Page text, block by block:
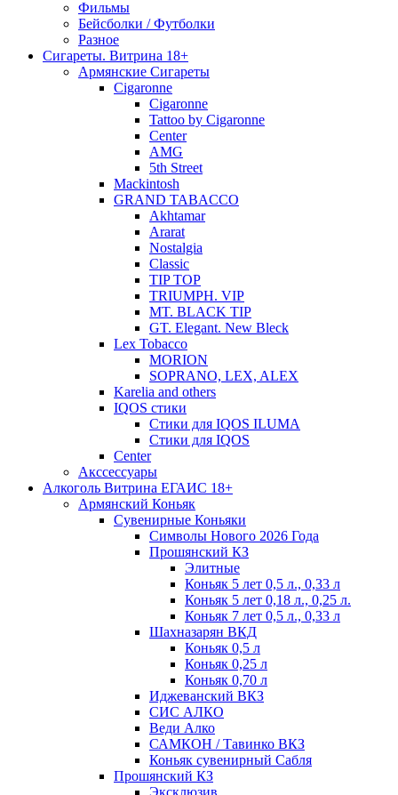
Фильмы
Бейсболки / Футболки
Разное
Сигареты. Витрина 18+
Армянские Сигареты
Cigaronne
Cigaronne
Tattoo by Cigaronne
Center
AMG
5th Street
Mackintosh
GRAND TABACCO
Akhtamar
Ararat
Nostalgia
Classic
TIP TOP
TRIUMPH. VIP
MT. BLACK TIP
GT. Elegant. New Bleck
Lex Tobacco
MORION
SOPRANO, LEX, ALEX
Karelia and others
IQOS стики
Стики для IQOS ILUMA
Стики для IQOS
Сenter
Акссессуары
Алкоголь Витрина ЕГАИС 18+
Армянский Коньяк
Сувенирные Коньяки
Символы Нового 2026 Года
Прошянский КЗ
Элитные
Коньяк 5 лет 0,5 л., 0,33 л
Коньяк 5 лет 0,18 л., 0,25 л.
Коньяк 7 лет 0,5 л., 0,33 л
Шахназарян ВКД
Коньяк 0,5 л
Коньяк 0,25 л
Коньяк 0,70 л
Иджеванский ВКЗ
СИС АЛКО
Веди Алко
САМКОН / Тавинко ВКЗ
Коньяк сувенирный Сабля
Прошянский КЗ
Эксклюзив